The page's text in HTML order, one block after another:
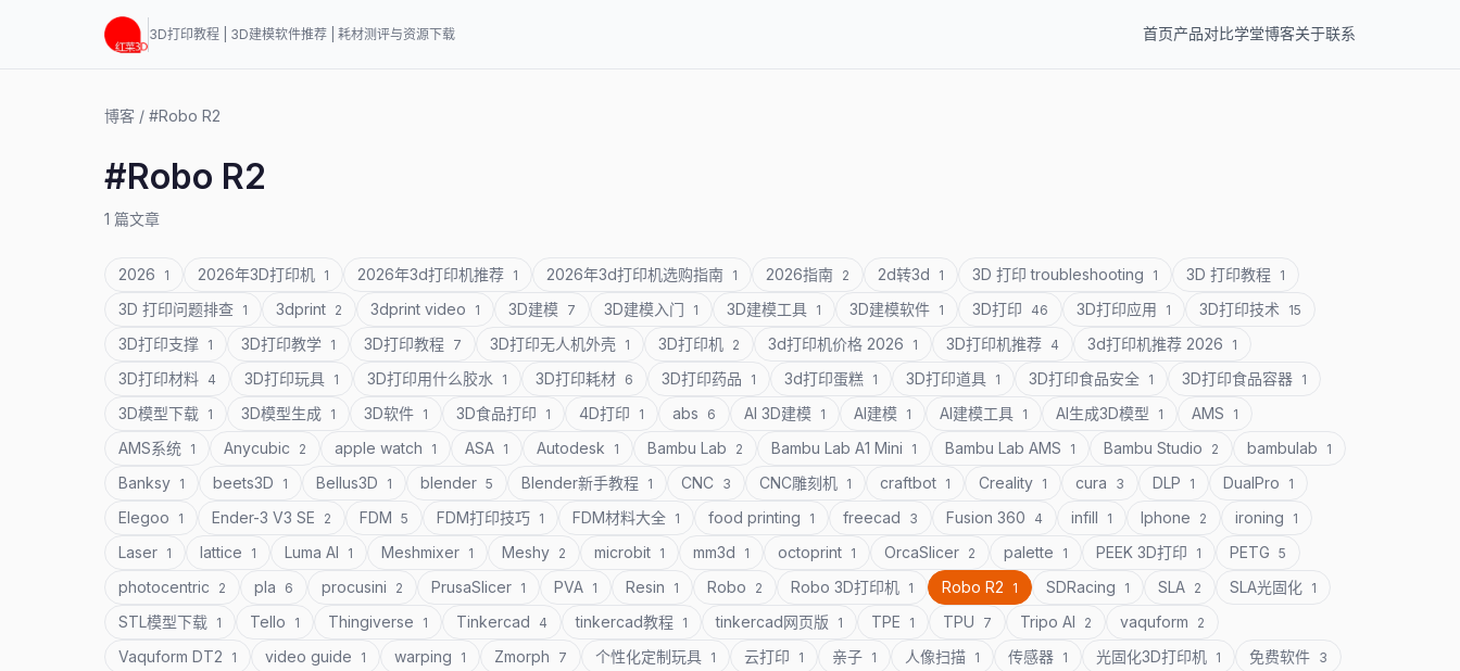
3D打印教程 | 3D建模软件推荐 | 耗材测评与资源下载 首页产品对比学堂博客关于联系
博客 / #Robo R2
#Robo R2
1 篇文章
2026 1 2026年3D打印机 1 2026年3d打印机推荐 1 2026年3d打印机选购指南 1 2026指南 2 2d转3d 1 3D 打印 troubleshooting 1 3D 打印教程 1
3D 打印问题排查 1 3dprint 2 3dprint video 1 3D建模 7 3D建模入门 1 3D建模工具 1 3D建模软件 1 3D打印 46 3D打印应用 1 3D打印技术 15
3D打印支撑 1 3D打印教学 1 3D打印教程 7 3D打印无人机外壳 1 3D打印机 2 3d打印机价格 2026 1 3D打印机推荐 4 3d打印机推荐 2026 1
3D打印材料 4 3D打印玩具 1 3D打印用什么胶水 1 3D打印耗材 6 3D打印药品 1 3d打印蛋糕 1 3D打印道具 1 3D打印食品安全 1 3D打印食品容器 1
3D模型下载 1 3D模型生成 1 3D软件 1 3D食品打印 1 4D打印 1 abs 6 AI 3D建模 1 AI建模 1 AI建模工具 1 AI生成3D模型 1 AMS 1
AMS系统 1 Anycubic 2 apple watch 1 ASA 1 Autodesk 1 Bambu Lab 2 Bambu Lab A1 Mini 1 Bambu Lab AMS 1 Bambu Studio 2 bambulab 1
Banksy 1 beets3D 1 Bellus3D 1 blender 5 Blender新手教程 1 CNC 3 CNC雕刻机 1 craftbot 1 Creality 1 cura 3 DLP 1 DualPro 1
Elegoo 1 Ender-3 V3 SE 2 FDM 5 FDM打印技巧 1 FDM材料大全 1 food printing 1 freecad 3 Fusion 360 4 infill 1 Iphone 2 ironing 1
Laser 1 lattice 1 Luma AI 1 Meshmixer 1 Meshy 2 microbit 1 mm3d 1 octoprint 1 OrcaSlicer 2 palette 1 PEEK 3D打印 1 PETG 5
photocentric 2 pla 6 procusini 2 PrusaSlicer 1 PVA 1 Resin 1 Robo 2 Robo 3D打印机 1 Robo R2 1 SDRacing 1 SLA 2 SLA光固化 1
STL模型下载 1 Tello 1 Thingiverse 1 Tinkercad 4 tinkercad教程 1 tinkercad网页版 1 TPE 1 TPU 7 Tripo AI 2 vaquform 2
Vaquform DT2 1 video guide 1 warping 1 Zmorph 7 个性化定制玩具 1 云打印 1 亲子 1 人像扫描 1 传感器 1 光固化3D打印机 1 免费软件 3